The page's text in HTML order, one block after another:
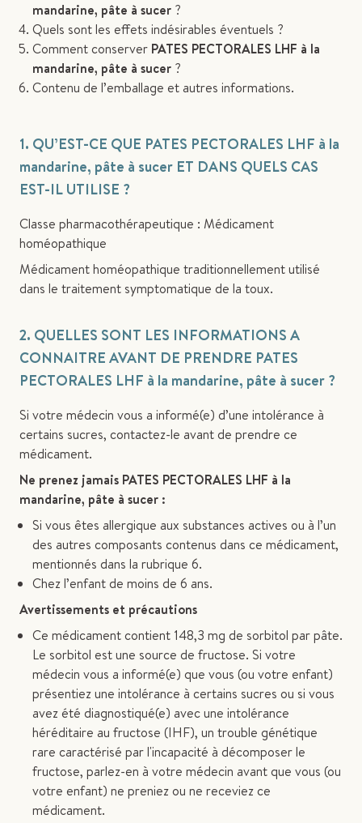
mandarine, pâte à sucer ?
Quels sont les effets indésirables éventuels ?
Comment conserver PATES PECTORALES LHF à la
mandarine, pâte à sucer ?
Contenu de l’emballage et autres informations.
1. QU’EST-CE QUE PATES PECTORALES LHF à la
mandarine, pâte à sucer ET DANS QUELS CAS
EST-IL UTILISE ?
Classe pharmacothérapeutique : Médicament
homéopathique
Médicament homéopathique traditionnellement utilisé
dans le traitement symptomatique de la toux.
2. QUELLES SONT LES INFORMATIONS A
CONNAITRE AVANT DE PRENDRE PATES
PECTORALES LHF à la mandarine, pâte à sucer ?
Si votre médecin vous a informé(e) d’une intolérance à
certains sucres, contactez-le avant de prendre ce
médicament.
Ne prenez jamais PATES PECTORALES LHF à la
mandarine, pâte à sucer :
Si vous êtes allergique aux substances actives ou à l’un
des autres composants contenus dans ce médicament,
mentionnés dans la rubrique 6.
Chez l’enfant de moins de 6 ans.
Avertissements et précautions
Ce médicament contient 148,3 mg de sorbitol par pâte.
Le sorbitol est une source de fructose. Si votre
médecin vous a informé(e) que vous (ou votre enfant)
présentiez une intolérance à certains sucres ou si vous
avez été diagnostiqué(e) avec une intolérance
héréditaire au fructose (IHF), un trouble génétique
rare caractérisé par l'incapacité à décomposer le
fructose, parlez-en à votre médecin avant que vous (ou
votre enfant) ne preniez ou ne receviez ce
médicament.